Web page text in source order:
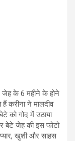
जेह के 6 महीने के होने
करीना ने मालदीव
को गोद में उठाया
बेटे जेह की इस फोटो
खुशी और साहस